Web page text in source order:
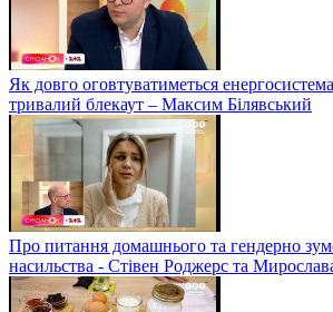
Як довго оговтуватиметься
тривалий блекаут – Максим Білявський
Про питання домашнього та гендерно
насильства - Стівен Роджерс та